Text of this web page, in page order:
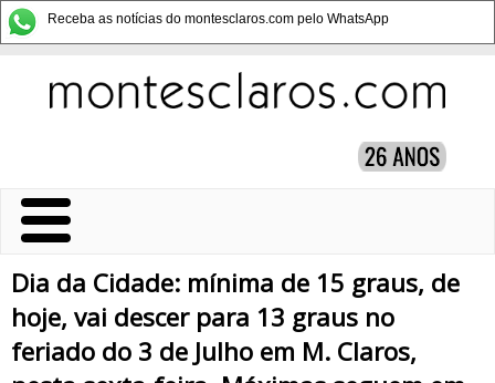
Receba as notícias do montesclaros.com pelo WhatsApp
Dia da Cidade: mínima de 15 graus, de
hoje, vai descer para 13 graus no
feriado do 3 de Julho em M. Claros,